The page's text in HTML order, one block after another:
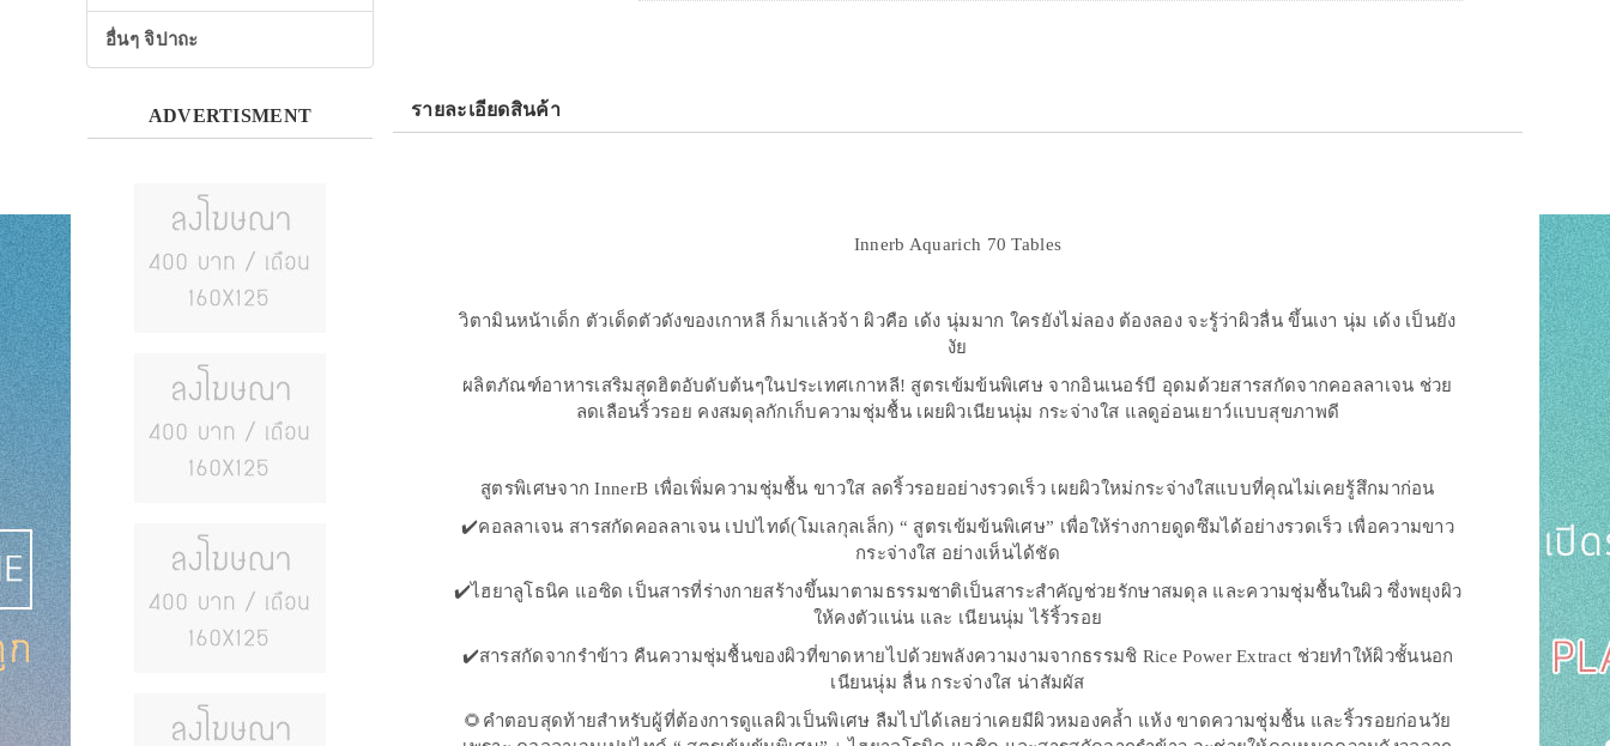
อื่นๆ จิปาถะ
ADVERTISMENT รายละเอียดสินค้า
Innerb Aquarich 70 Tables
วิตามินหน้าเด็ก ตัวเด็ดตัวดังของเกาหลี ก็มาเเล้วจ้า ผิวคือ เด้ง นุ่มมาก ใครยังไม่ลอง ต้องลอง จะรู้ว่าผิวลื่น ขึ้นเงา นุ่ม เด้ง เป็นยัง
งัย
ผลิตภัณฑ์อาหารเสริมสุดฮิตอับดับต้นๆในประเทศเกาหลี! สูตรเข้มข้นพิเศษ จากอินเนอร์บี อุดมด้วยสารสกัดจากคอลลาเจน ช่วย
ลดเลือนริ้วรอย คงสมดุลกักเก็บความชุ่มชื้น เผยผิวเนียนนุ่ม กระจ่างใส แลดูอ่อนเยาว์แบบสุขภาพดี
สูตรพิเศษจาก InnerB เพื่อเพิ่มความชุ่มชื้น ขาวใส ลดริ้วรอยอย่างรวดเร็ว เผยผิวใหม่กระจ่างใสแบบที่คุณไม่เคยรู้สึกมาก่อน
✔️คอลลาเจน สารสกัดคอลลาเจน เปปไทด์(โมเลกุลเล็ก) “ สูตรเข้มข้นพิเศษ” เพื่อให้ร่างกายดูดซึมได้อย่างรวดเร็ว เพื่อความขาว
กระจ่างใส อย่างเห็นได้ชัด
✔️ไฮยาลูโธนิค แอซิด เป็นสารที่ร่างกายสร้างขึ้นมาตามธรรมชาติเป็นสาระสำคัญช่วยรักษาสมดุล และความชุ่มชื้นในผิว ซึ่งพยุงผิว
ให้คงตัวแน่น และ เนียนนุ่ม ไร้ริ้วรอย
✔️สารสกัดจากรำข้าว คืนความชุ่มชื้นของผิวที่ขาดหายไปด้วยพลังความงามจากธรรมชิ Rice Power Extract ช่วยทำให้ผิวชั้นนอก
เนียนนุ่ม ลื่น กระจ่างใส น่าสัมผัส
🌻คำตอบสุดท้ายสำหรับผู้ที่ต้องการดูแลผิวเป็นพิเศษ ลืมไปได้เลยว่าเคยมีผิวหมองคล้ำ แห้ง ขาดความชุ่มชื้น และริ้วรอยก่อนวัย